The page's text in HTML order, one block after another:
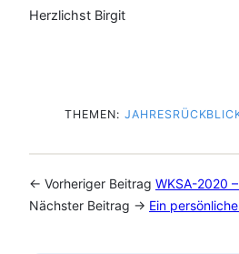
Herzlichst Birgit
THEMEN:
← Vorheriger Beitrag WKSA-2020
Nächster Beitrag → Ein